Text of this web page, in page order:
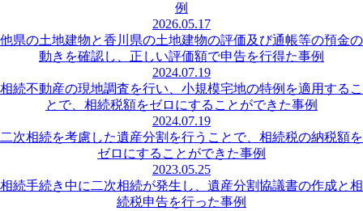
例
2026.05.17
他県の土地建物と香川県の土地建物の評価及び通帳等の預金の
動きを確認し、正しい評価額で申告を行得た事例
2024.07.19
相続不動産の現地調査を行い、小規模宅地の特例を適用するこ
とで、相続税額をゼロにすることができた事例
2024.07.19
二次相続を考慮した遺産分割を行うことで、相続税の納税額を
ゼロにすることができた事例
2023.05.25
相続手続き中に二次相続が発生し、遺産分割協議書の作成と相
続税申告を行った事例